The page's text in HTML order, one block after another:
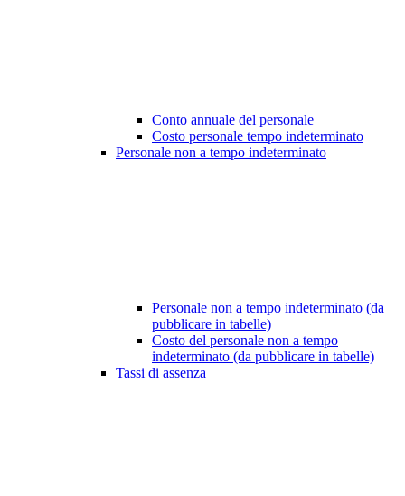
Conto annuale del personale
Costo personale tempo indeterminato
Personale non a tempo indeterminato
Personale non a tempo indeterminato (da
pubblicare in tabelle)
Costo del personale non a tempo
indeterminato (da pubblicare in tabelle)
Tassi di assenza